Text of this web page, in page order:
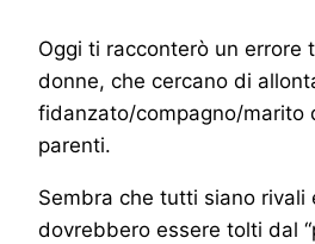
Oggi ti racconterò un errore
donne, che cercano di
fidanzato/compagno/marito
parenti.
Sembra che tutti siano rivali
dovrebbero essere tolti dal